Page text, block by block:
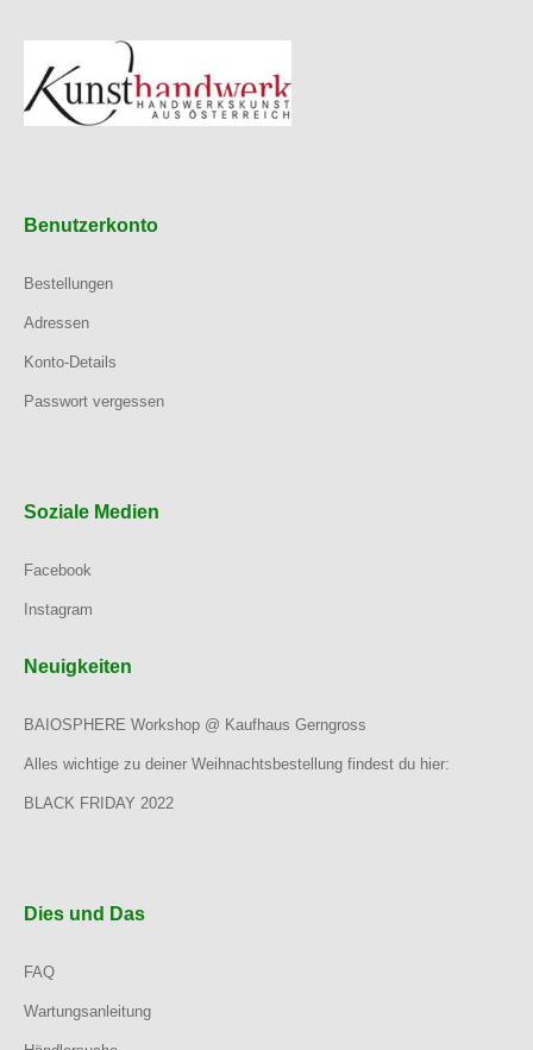
Benutzerkonto
Bestellungen
Adressen
Konto-Details
Passwort vergessen
Soziale Medien
Facebook
Instagram
Neuigkeiten
BAIOSPHERE Workshop @ Kaufhaus Gerngross
Alles wichtige zu deiner Weihnachtsbestellung findest du hier:
BLACK FRIDAY 2022
Dies und Das
FAQ
Wartungsanleitung